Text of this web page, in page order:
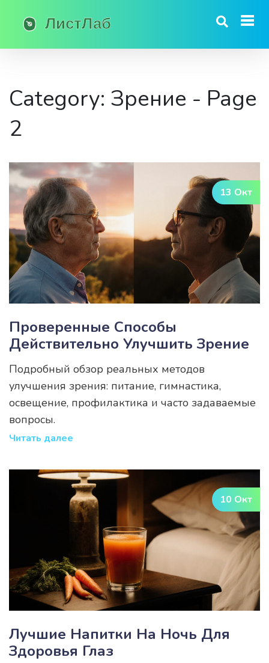
Category: Зрение - Page
2
13 Окт
Проверенные Способы
Действительно Улучшить Зрение
Подробный обзор реальных методов
улучшения зрения: питание, гимнастика,
освещение, профилактика и часто задаваемые
вопросы.
Читать далее
10 Окт
Лучшие Напитки На Ночь Для
Здоровья Глаз